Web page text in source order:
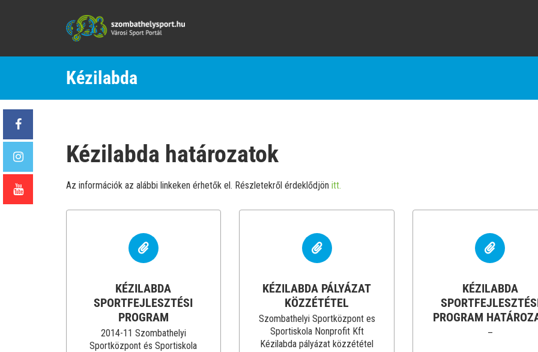
Kézilabda
Kézilabda határozatok
Az információk az alábbi linkeken érhetők el. Részletekről érdeklődjön itt.
KÉZILABDA
SPORTFEJLESZTÉSI
PROGRAM
2014-11 Szombathelyi
Sportközpont és Sportiskola
KÉZILABDA PÁLYÁZAT
KÖZZÉTÉTEL
Szombathelyi Sportközpont es
Sportiskola Nonprofit Kft
Kézilabda pályázat közzététel
KÉZILABDA
PROGRAM
–